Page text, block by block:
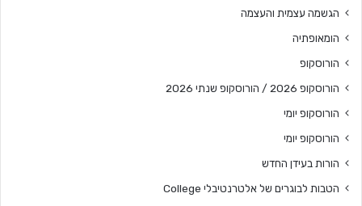
הגשמה עצמית והעצמה
הומאופתיה
הורוסקופ
הורוסקופ 2026 / הורוסקופ שנתי 2026
הורוסקופ יומי
הורוסקופ יומי
הורות בעידן החדש
הטבות לבוגרים של אלטרנטיבלי College